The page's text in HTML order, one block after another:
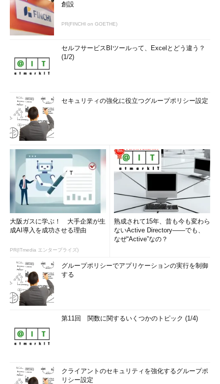
創設
PR(FINCHI on GOETHE)
セルフサービスBIツールって、Excelとどう違う？
(1/2)
セキュリティの強化に役立つグループポリシー設定
大阪ガスに学ぶ！ 大手企業が生
成AI導入を成功させる理由
PR(ITmedia エンタープライズ)
熟成されて15年、昔も今も変わら
ないActive Directory――でも、
なぜ“Active”なの？
グループポリシーでアプリケーションの実行を制御
する
第11回 関数に関するいくつかのトピック (1/4)
クライアントのセキュリティを強化するグループポ
リシー設定